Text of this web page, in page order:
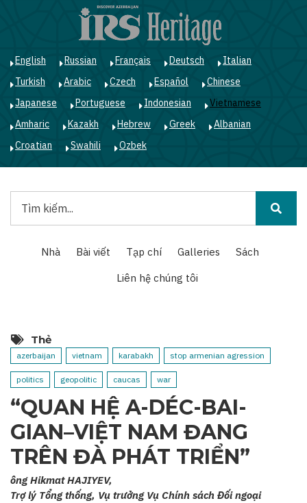
English Russian Français Deutsch
Italian
Turkish
Arabic Czech Español
Chinese
Japanese
Portuguese Indonesian
Vietnamese
Amharic
Kazakh Hebrew Greek
Albanian
Croatian
Swahili Ozbek
kiếm
navigation
Nhà Bài viết Tạp chí Galleries
Sách
Liên hệ chúng tôi
Thẻ
azerbaijan vietnam karabakh stop armenian agression
politics geopolitic caucas war
“QUAN HỆ A-DÉC-BAI-
GIAN–VIỆT NAM ĐANG
TRÊN ĐÀ PHÁT TRIỂN”
ông Hikmat HAJIYEV,
Trợ lý Tổng thống, Vụ trưởng Vụ Chính sách Đối ngoại